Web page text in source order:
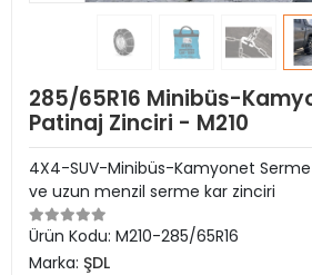
285/65R16 Minibüs-
Patinaj Zinciri - M210
4X4-SUV-Minibüs-Kamyonet
ve uzun menzil serme kar zinciri
Ürün Kodu: M210-285/65R16
Marka: ŞDL